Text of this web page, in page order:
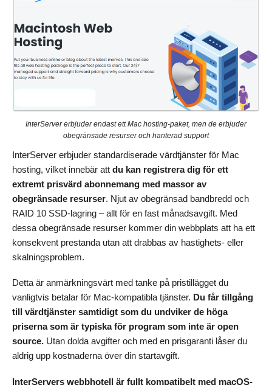
InterServer erbjuder endast ett Mac hosting-paket, men de erbjuder
obegränsade resurser och hanterad support
InterServer erbjuder standardiserade värdtjänster för Mac
hosting, vilket innebär att du kan registrera dig för ett
extremt prisvärd abonnemang med massor av
obegränsade resurser. Njut av obegränsad bandbredd och
RAID 10 SSD-lagring – allt för en fast månadsavgift. Med
dessa obegränsade resurser kommer din webbplats att ha ett
konsekvent prestanda utan att drabbas av hastighets- eller
skalningsproblem.
Detta är anmärkningsvärt med tanke på pristillägget du
vanligtvis betalar för Mac-kompatibla tjänster. Du får tillgång
till värdtjänster samtidigt som du undviker de höga
priserna som är typiska för program som inte är open
source. Utan dolda avgifter och med en prisgaranti låser du
aldrig upp kostnaderna över din startavgift.
InterServers webbhotell är fullt kompatibelt med macOS-